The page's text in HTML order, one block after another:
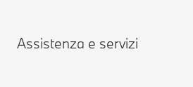
Concessionarie & Centri Service BMW
Lavora con noi
Assistenza e servizi